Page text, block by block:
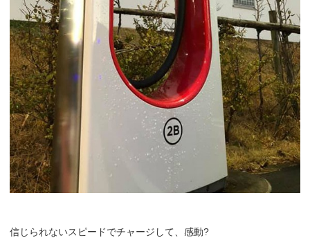
信じられないスピードでチャージして、感動?